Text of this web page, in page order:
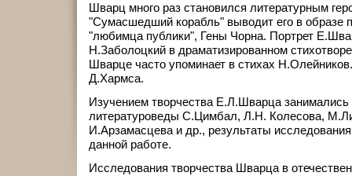
Шварц много раз становился литературным
"Сумасшедший корабль" выводит его в образе
"любимца публики", Гены Чорна. Портрет
Н.Заболоцкий в драматизированном
Шварце часто упоминает в стихах
Д.Хармса.
Изучением творчества Е.Л.Шварца занимались
литературоведы С.Цимбал, Л.Н. Колесова,
И.Арзамасцева и др., результаты
данной работе.
Исследования творчества Шварца в